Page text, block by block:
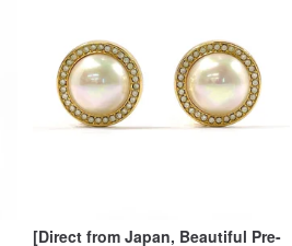
[Direct from Japan, Beautiful Pre-